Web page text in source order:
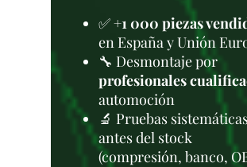
✅+1 000 piezas
en España y Unión
🔧 Desmontaje por
profesionales
automoción
🔬 Pruebas
antes del stock
(compresión, banco,